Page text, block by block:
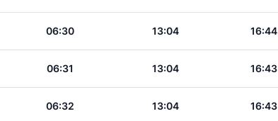
06:30 13:04 16:44
06:31 13:04 16:43
06:32 13:04 16:43